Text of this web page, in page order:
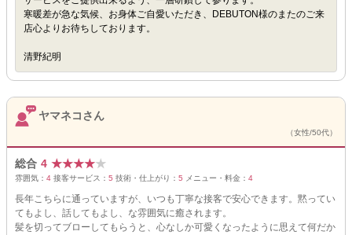
寒暖差が急な気候、お身体ご自愛いただき、DEBUTON様のまたのご来
店心よりお待ちしております。
清野紀明
ヤマネコさん
（女性/50代）
総合 4 ★★★★★
雰囲気： 4 接客サービス： 5 技術・仕上がり： 5 メニュー・料金： 4
長年こちらに通っていますが、いつも丁寧な接客で安心できます。黙ってい
てもよし、話してもよし、な雰囲気に癒されます。
髪を切ってブローしてもらうと、心なしか可愛くなったように思えて何だか